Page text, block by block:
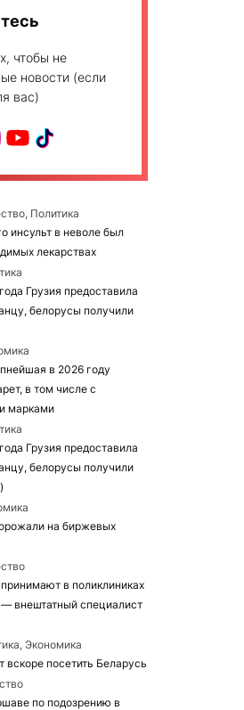
чтобы не
новости (если
вас)
Политика
инсульт в неволе был
лекарствах
Грузия предоставила
белорусы получили
в 2026 году
в том числе с
марками
Грузия предоставила
белорусы получили
на биржевых
в поликлиниках
внештатный специалист
Экономика
посетить Беларусь
по подозрению в